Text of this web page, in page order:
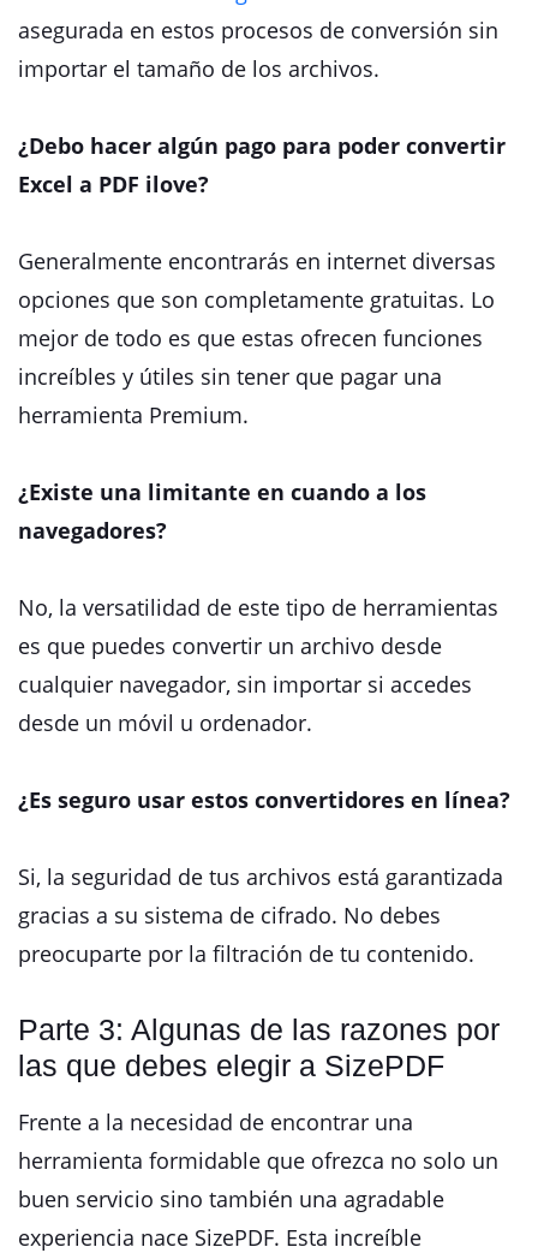
asegurada en estos procesos de conversión sin
importar el tamaño de los archivos.
¿Debo hacer algún pago para poder convertir
Excel a PDF ilove?
Generalmente encontrarás en internet diversas
opciones que son completamente gratuitas. Lo
mejor de todo es que estas ofrecen funciones
increíbles y útiles sin tener que pagar una
herramienta Premium.
¿Existe una limitante en cuando a los
navegadores?
No, la versatilidad de este tipo de herramientas
es que puedes convertir un archivo desde
cualquier navegador, sin importar si accedes
desde un móvil u ordenador.
¿Es seguro usar estos convertidores en línea?
Si, la seguridad de tus archivos está garantizada
gracias a su sistema de cifrado. No debes
preocuparte por la filtración de tu contenido.
Parte 3: Algunas de las razones por
las que debes elegir a SizePDF
Frente a la necesidad de encontrar una
herramienta formidable que ofrezca no solo un
buen servicio sino también una agradable
experiencia nace SizePDF. Esta increíble